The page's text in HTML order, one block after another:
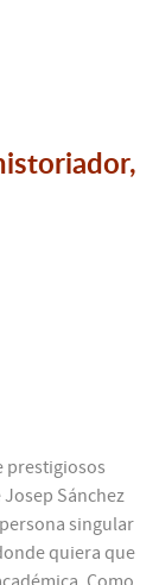
prestigiosos
Sánchez
singular
quiera que